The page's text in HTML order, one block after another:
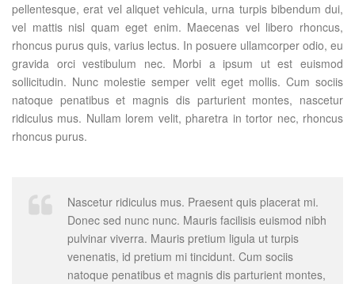
pellentesque, erat vel aliquet vehicula, urna turpis bibendum dui,
vel mattis nisl quam eget enim. Maecenas vel libero rhoncus,
rhoncus purus quis, varius lectus. In posuere ullamcorper odio, eu
gravida orci vestibulum nec. Morbi a ipsum ut est euismod
sollicitudin. Nunc molestie semper velit eget mollis. Cum sociis
natoque penatibus et magnis dis parturient montes, nascetur
ridiculus mus. Nullam lorem velit, pharetra in tortor nec, rhoncus
rhoncus purus.
Nascetur ridiculus mus. Praesent quis placerat mi.
Donec sed nunc nunc. Mauris facilisis euismod nibh
pulvinar viverra. Mauris pretium ligula ut turpis
venenatis, id pretium mi tincidunt. Cum sociis
natoque penatibus et magnis dis parturient montes,